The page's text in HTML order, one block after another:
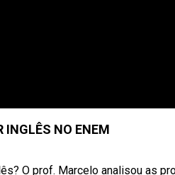
INGLÊS NO ENEM
O prof. Marcelo analisou as